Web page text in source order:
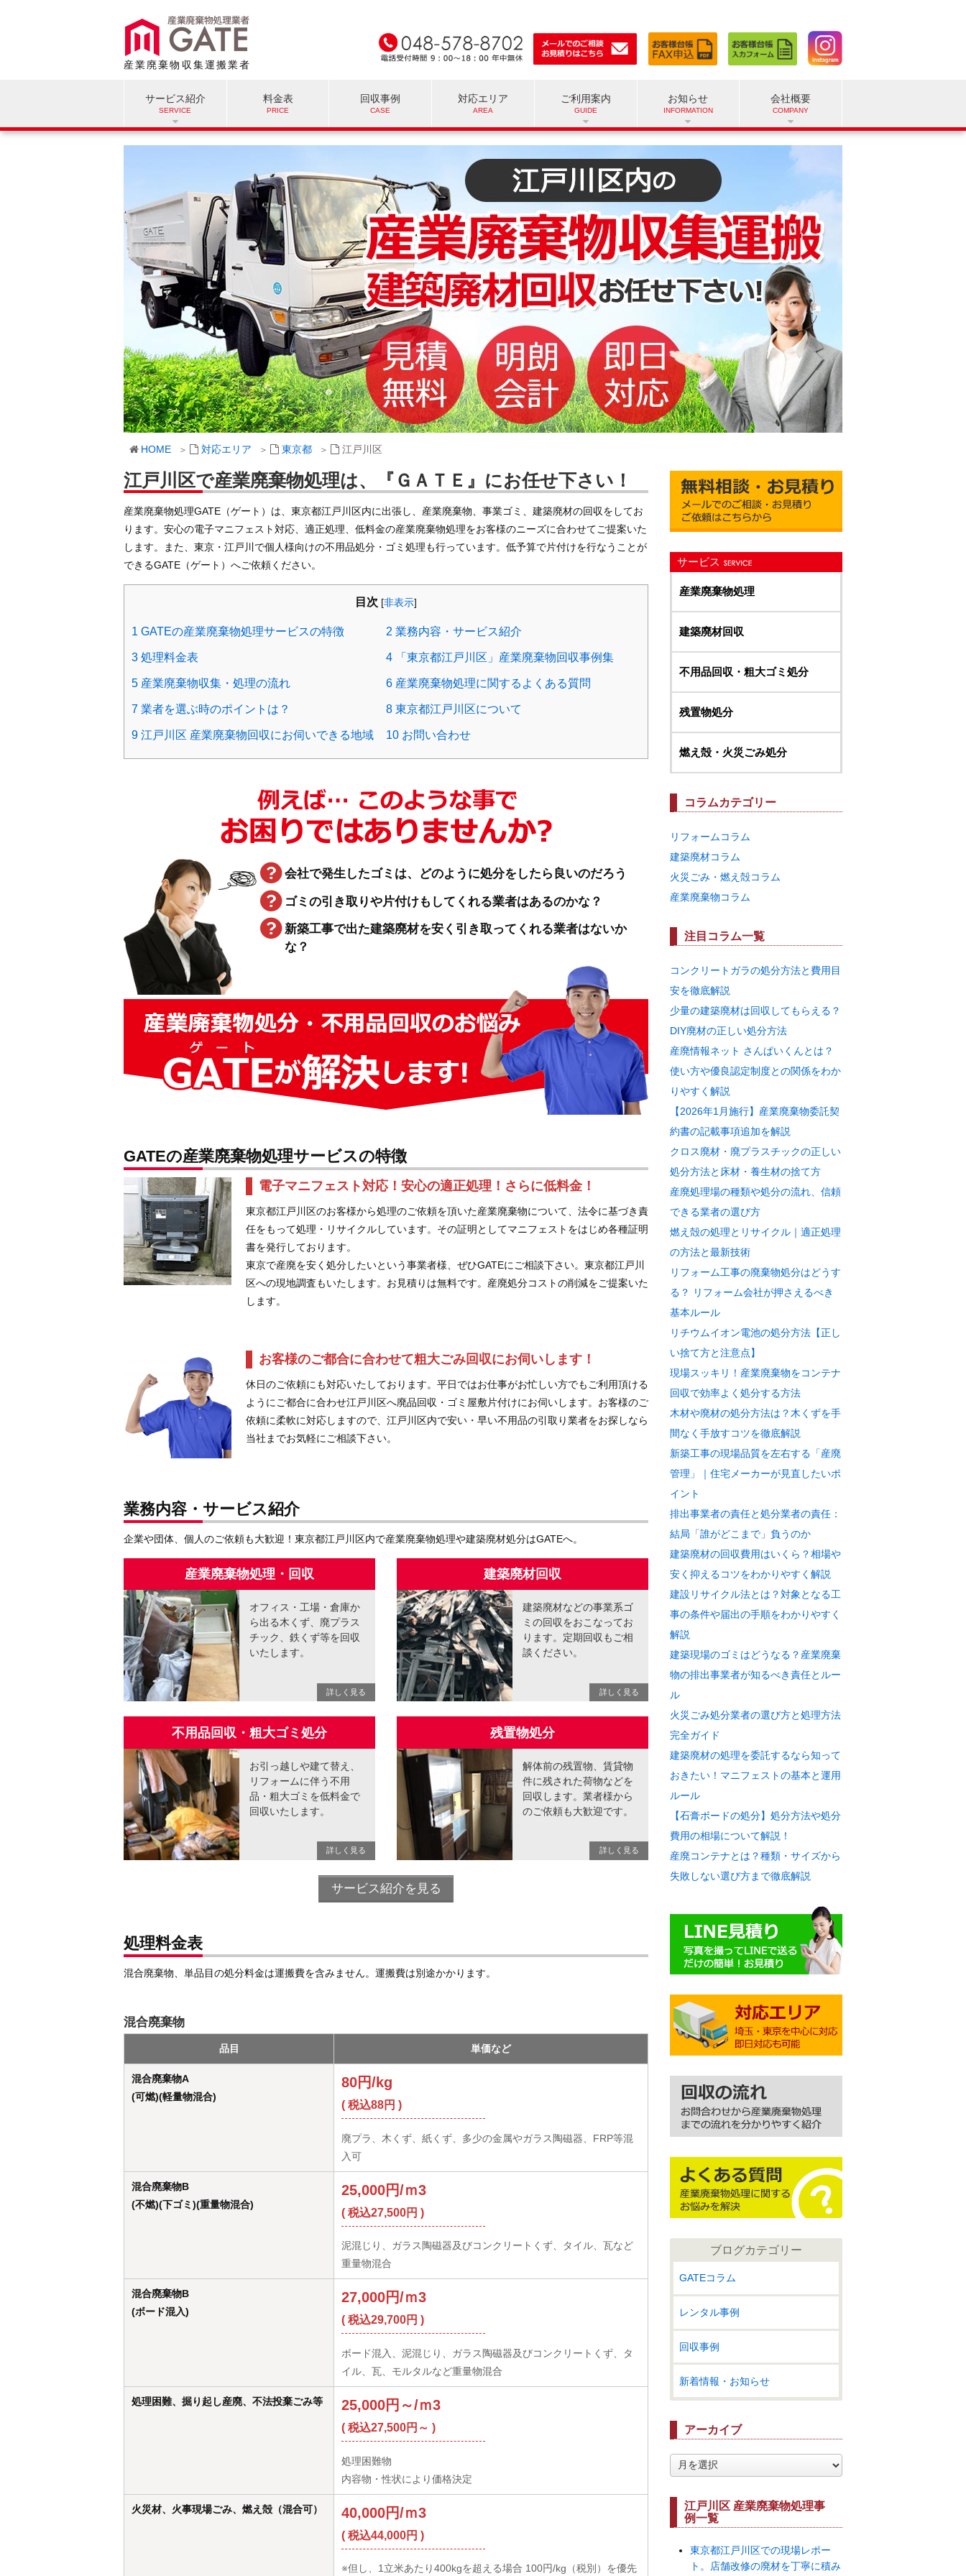
産業廃棄物収集運搬業者
サービス紹介 料金表 回収事例 対応エリア ご利用案内 お知らせ 会社概要
HOME 対応エリア 東京都 江戸川区
江戸川区で産業廃棄物処理は、『ＧＡＴＥ』にお任せ下さい！
産業廃棄物処理GATE（ゲート）は、東京都江戸川区内に出張し、産業廃棄物、事業ゴミ、建築廃材の回収をしてお
ります。安心の電子マニフェスト対応、適正処理、低料金の産業廃棄物処理をお客様のニーズに合わせてご提案いた
します。また、東京・江戸川で個人様向けの不用品処分・ゴミ処理も行っています。低予算で片付けを行なうことが
できるGATE（ゲート）へご依頼ください。
目次 [非表示]
1 GATEの産業廃棄物処理サービスの特徴 2 業務内容・サービス紹介
3 処理料金表 4「東京都江戸川区」産業廃棄物回収事例集
5 産業廃棄物収集・処理の流れ 6産業廃棄物処理に関するよくある質問
7 業者を選ぶ時のポイントは？ 8東京都江戸川区について
9 江戸川区 産業廃棄物回収にお伺いできる地域 10お問い合わせ
会社で発生したゴミは、どのように処分をしたら良いのだろう
ゴミの引き取りや片付けもしてくれる業者はあるのかな？
新築工事で出た建築廃材を安く引き取ってくれる業者はないか
な？
GATEの産業廃棄物処理サービスの特徴
電子マニフェスト対応！安心の適正処理！さらに低料金！
東京都江戸川区のお客様から処理のご依頼を頂いた産業廃棄物について、法令に基づき責
任をもって処理・リサイクルしています。その証明としてマニフェストをはじめ各種証明
書を発行しております。
東京で産廃を安く処分したいという事業者様、ぜひGATEにご相談下さい。東京都江戸川
区への現地調査もいたします。お見積りは無料です。産廃処分コストの削減をご提案いた
します。
お客様のご都合に合わせて粗大ごみ回収にお伺いします！
休日のご依頼にも対応いたしております。平日ではお仕事がお忙しい方でもご利用頂ける
ようにご都合に合わせ江戸川区へ廃品回収・ゴミ屋敷片付けにお伺いします。お客様のご
依頼に柔軟に対応しますので、江戸川区内で安い・早い不用品の引取り業者をお探しなら
当社までお気軽にご相談下さい。
業務内容・サービス紹介
企業や団体、個人のご依頼も大歓迎！東京都江戸川区内で産業廃棄物処理や建築廃材処分はGATEへ。
産業廃棄物処理・回収
オフィス・工場・倉庫か
ら出る木くず、廃プラス
チック、鉄くず等を回収
いたします。
建築廃材回収
建築廃材などの事業系ゴ
ミの回収をおこなってお
ります。定期回収もご相
談ください。
不用品回収・粗大ゴミ処分
お引っ越しや建て替え、
リフォームに伴う不用
品・粗大ゴミを低料金で
回収いたします。
残置物処分
解体前の残置物、賃貸物
件に残された荷物などを
回収します。業者様から
のご依頼も大歓迎です。
サービス紹介を見る
処理料金表
混合廃棄物、単品目の処分料金は運搬費を含みません。運搬費は別途かかります。
混合廃棄物
品目 単価など
混合廃棄物A
(可燃)(軽量物混合)
80円/kg
( 税込88円 )
廃プラ、木くず、紙くず、多少の金属やガラス陶磁器、FRP等混
入可
混合廃棄物B
(不燃)(下ゴミ)(重量物混合)
25,000円/ｍ3
( 税込27,500円 )
泥混じり、ガラス陶磁器及びコンクリートくず、タイル、瓦など
重量物混合
混合廃棄物B
(ボード混入)
27,000円/ｍ3
( 税込29,700円 )
ボード混入、泥混じり、ガラス陶磁器及びコンクリートくず、タ
イル、瓦、モルタルなど重量物混合
処理困難、掘り起し産廃、不法投棄ごみ等 25,000円～/ｍ3
( 税込27,500円～ )
処理困難物
内容物・性状により価格決定
火災材、火事現場ごみ、燃え殻（混合可） 40,000円/ｍ3
( 税込44,000円 )
※但し、1立米あたり400kgを超える場合 100円/kg（税別）を優先
サービス
産業廃棄物処理
建築廃材回収
不用品回収・粗大ゴミ処分
残置物処分
燃え殻・火災ごみ処分
コラムカテゴリー
リフォームコラム
建築廃材コラム
火災ごみ・燃え殻コラム
産業廃棄物コラム
注目コラム一覧
コンクリートガラの処分方法と費用目
安を徹底解説
少量の建築廃材は回収してもらえる？
DIY廃材の正しい処分方法
産廃情報ネット さんぱいくんとは？
使い方や優良認定制度との関係をわか
りやすく解説
【2026年1月施行】産業廃棄物委託契
約書の記載事項追加を解説
クロス廃材・廃プラスチックの正しい
処分方法と床材・養生材の捨て方
産廃処理場の種類や処分の流れ、信頼
できる業者の選び方
燃え殻の処理とリサイクル｜適正処理
の方法と最新技術
リフォーム工事の廃棄物処分はどうす
る？ リフォーム会社が押さえるべき
基本ルール
リチウムイオン電池の処分方法【正し
い捨て方と注意点】
現場スッキリ！産業廃棄物をコンテナ
回収で効率よく処分する方法
木材や廃材の処分方法は？木くずを手
間なく手放すコツを徹底解説
新築工事の現場品質を左右する「産廃
管理」｜住宅メーカーが見直したいポ
イント
排出事業者の責任と処分業者の責任：
結局「誰がどこまで」負うのか
建築廃材の回収費用はいくら？相場や
安く抑えるコツをわかりやすく解説
建設リサイクル法とは？対象となる工
事の条件や届出の手順をわかりやすく
解説
建築現場のゴミはどうなる？産業廃棄
物の排出事業者が知るべき責任とルー
ル
火災ごみ処分業者の選び方と処理方法
完全ガイド
建築廃材の処理を委託するなら知って
おきたい！マニフェストの基本と運用
ルール
【石膏ボードの処分】処分方法や処分
費用の相場について解説！
産廃コンテナとは？種類・サイズから
失敗しない選び方まで徹底解説
ブログカテゴリー
GATEコラム
レンタル事例
回収事例
新着情報・お知らせ
アーカイブ
ー
江戸川区 産業廃棄物処理事
例一覧
東京都江戸川区での現場レポー
ト。店舗改修の廃材を丁寧に積み